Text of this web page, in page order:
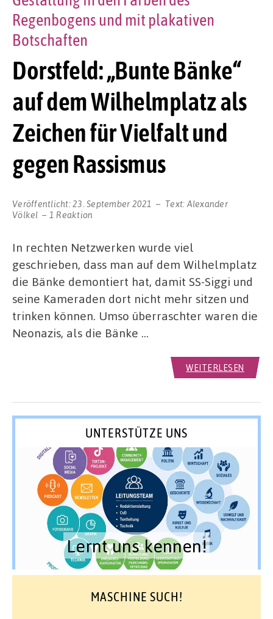
Dorstfeld: „Bunte Bänke“
auf dem Wilhelmplatz als
Zeichen für Vielfalt und
gegen Rassismus
Regenbogens und mit plakativen
Botschaften
Veröffentlicht:23. September 2021 Text: Alexander
Völkel
1 Reaktion
In rechten Netzwerken wurde viel
geschrieben, dass man auf dem Wilhelmplatz
die Bänke demontiert hat, damit SS-Siggi und
seine Kameraden dort nicht mehr sitzen und
trinken können. Umso überraschter waren die
Neonazis, als die Bänke …
WEITERLESEN
UNTERSTÜTZE UNS
Lernt uns kennen!
MASCHINE SUCH!